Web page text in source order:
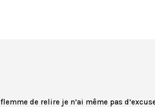
de relire je n’ai même pas